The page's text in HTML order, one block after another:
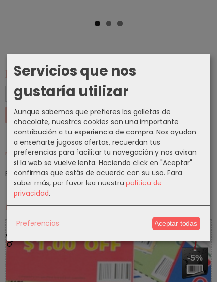
Marcas
Tu Carrito (0)
El carrito de la compra está vacío
Cupones
-5%
Servicios que nos
gustaría utilizar
Aunque sabemos que prefieres las galletas de
chocolate, nuestras cookies son una importante
contribución a tu experiencia de compra. Nos ayudan
a enseñarte jugosas ofertas, recuerdan tus
preferencias para facilitar tu navegación y nos avisan
si la web se vuelve lenta. Haciendo click en "Aceptar"
confirmas que estás de acuerdo con su uso. Para
saber más, por favor lea nuestra política de
privacidad.
Preferencias Aceptar todas